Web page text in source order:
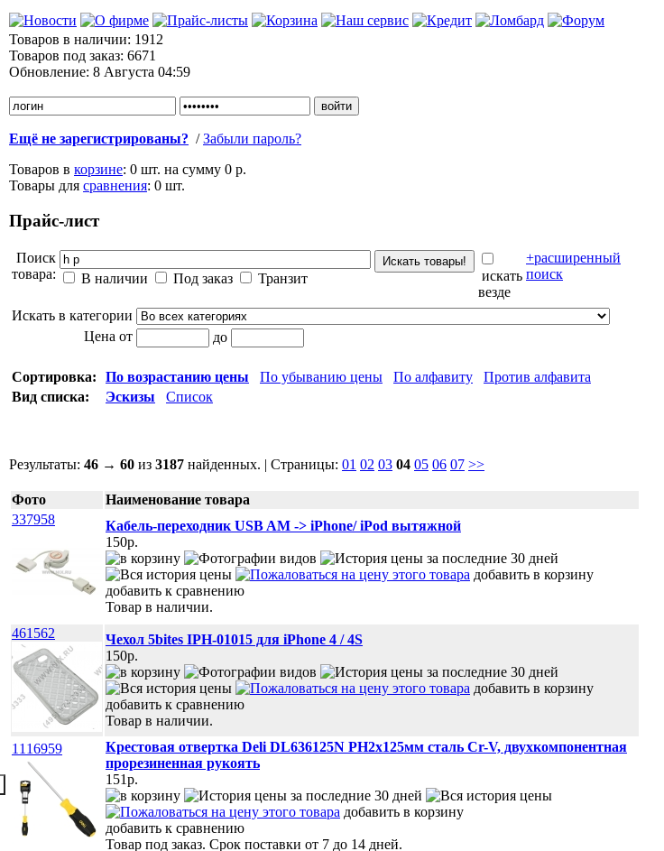
Товаров в наличии: 1912
Товаров под заказ: 6671
Обновление: 8 Августа 04:59
Ещё не зарегистрированы? /Забыли пароль?
Товаров в корзине: 0 шт. на сумму 0 р.
Товары для сравнения: 0 шт.
Прайс-лист
Поиск
товара:
В наличии Под заказ Транзит
искать
везде
+расширенный
поиск
Искать в категории
Цена от
до
Сортировка: По возрастанию цены По убыванию цены По алфавиту
Против алфавита
Вид списка:
Эскизы Список
Результаты: 46 → 60 из 3187 найденных. | Страницы: 01 02 03 04 05 06 07 >>
Фото
Наименование товара
337958
Кабель-переходник USB AM -> iPhone/ iPod вытяжной
150p.
добавить в корзину
добавить к сравнению
Товар в наличии.
461562
Чехол 5bites IPH-01015 для iPhone 4 / 4S
150p.
добавить в корзину
добавить к сравнению
Товар в наличии.
1116959
Крестовая отвертка Deli DL636125N PH2x125мм сталь Cr-V, двухкомпонентная
прорезиненная рукоять
151p.
добавить в корзину
добавить к сравнению
Товар под заказ. Срок поставки от 7 до 14 дней.